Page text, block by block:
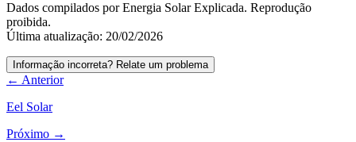
Dados compilados por Energia Solar Explicada. Reprodução
proibida.
Última atualização: 20/02/2026
Informação incorreta? Relate um problema
← Anterior
Eel Solar
Próximo →